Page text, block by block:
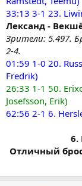
33:13 3-1 23.
Лександ -
Зрители: 5.497.
2-4.
01:59 1-0 20.
Fredrik)
26:33 1-1 50.
Josefsson, Erik)
62:56 2-1 6.
6.
Отличный